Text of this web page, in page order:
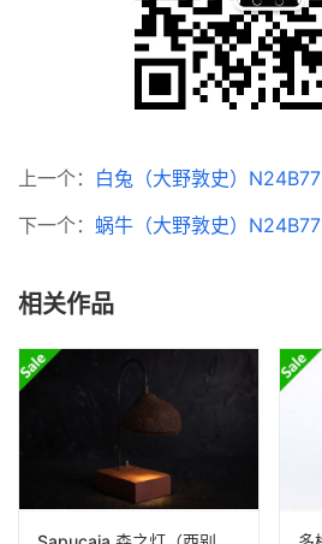
上一个： 白兔（大野敦史）N24B77
下一个： 蜗牛（大野敦史）N24B77
相关作品